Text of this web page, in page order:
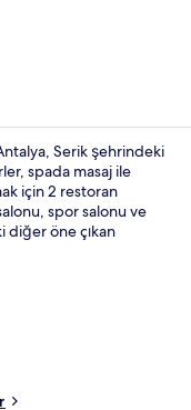
Serik şehrindeki
spada masaj ile
için 2 restoran
spor salonu ve
diğer öne çıkan